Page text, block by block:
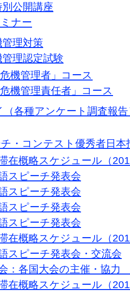
公開講座
ナー
理対策
理認定試験
機管理者」コース
危機管理責任者」コース
（各種アンケート調査報
・コンテスト優秀者日本
在概略スケジュール（
スピーチ発表会
スピーチ発表会
スピーチ発表会
スピーチ発表会
在概略スケジュール（
スピーチ発表会・交流会
：各国大会の主催・協力
在概略スケジュール（